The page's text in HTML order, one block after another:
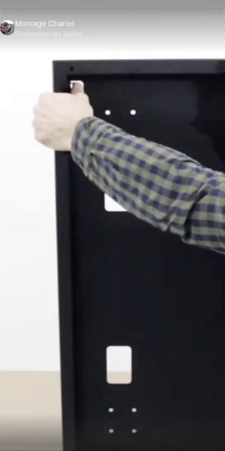
Montage Chariot
Positionner les patins